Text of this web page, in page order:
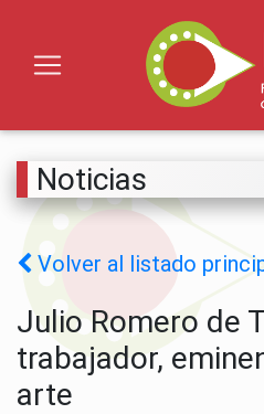
Noticias
Volver al listado
Julio Romero de
trabajador,
arte